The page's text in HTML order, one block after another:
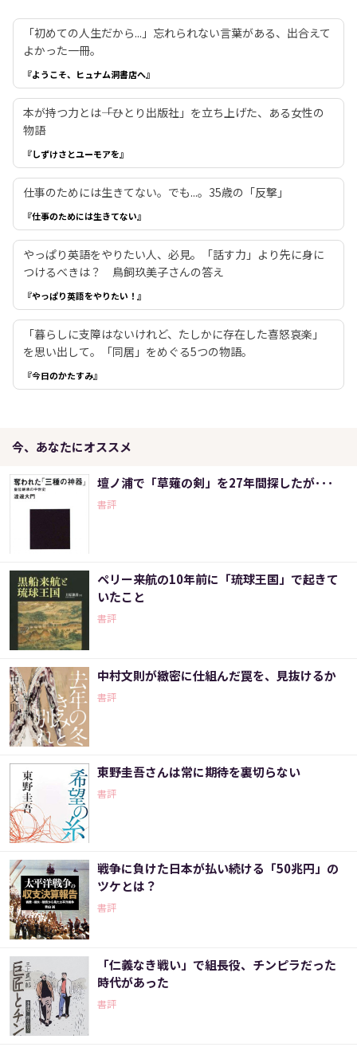
「初めての人生だから...」忘れられない言葉がある、出合えて
よかった一冊。
『ようこそ、ヒュナム洞書店へ』
本が持つ力とは――「ひとり出版社」を立ち上げた、ある女性の
物語
『しずけさとユーモアを』
仕事のためには生きてない。でも...。35歳の「反撃」
『仕事のためには生きてない』
やっぱり英語をやりたい人、必見。「話す力」より先に身に
つけるべきは？ 鳥飼玖美子さんの答え
『やっぱり英語をやりたい！』
「暮らしに支障はないけれど、たしかに存在した喜怒哀楽」
を思い出して。「同居」をめぐる5つの物語。
『今日のかたすみ』
今、あなたにオススメ
壇ノ浦で「草薙の剣」を27年間探したが･･･
書評
ペリー来航の10年前に「琉球王国」で起きて
いたこと
書評
中村文則が緻密に仕組んだ罠を、見抜けるか
書評
東野圭吾さんは常に期待を裏切らない
書評
戦争に負けた日本が払い続ける「50兆円」の
ツケとは？
書評
「仁義なき戦い」で組長役、チンピラだった
時代があった
書評